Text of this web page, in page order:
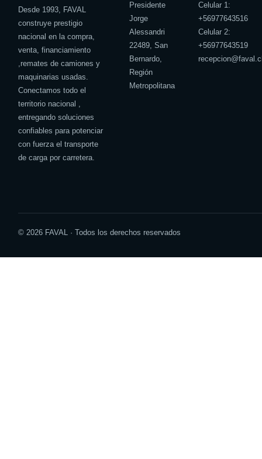
Desde 1993, FAVAL
construye prestigio
nacional en la compra,
venta, financiamiento
,remates de camiones y
maquinarias usadas.
Conectamos todo el
territorio nacional ,
entregando soluciones
confiables para potenciar
con fuerza el transporte
de carga por carretera.
Presidente
Jorge
Alessandri
22489, San
Bernardo,
Región
Metropolitana
Celular 1:
+56977643516
Celular 2:
+56977643519
© 2026 FAVAL · Todos los derechos reservados